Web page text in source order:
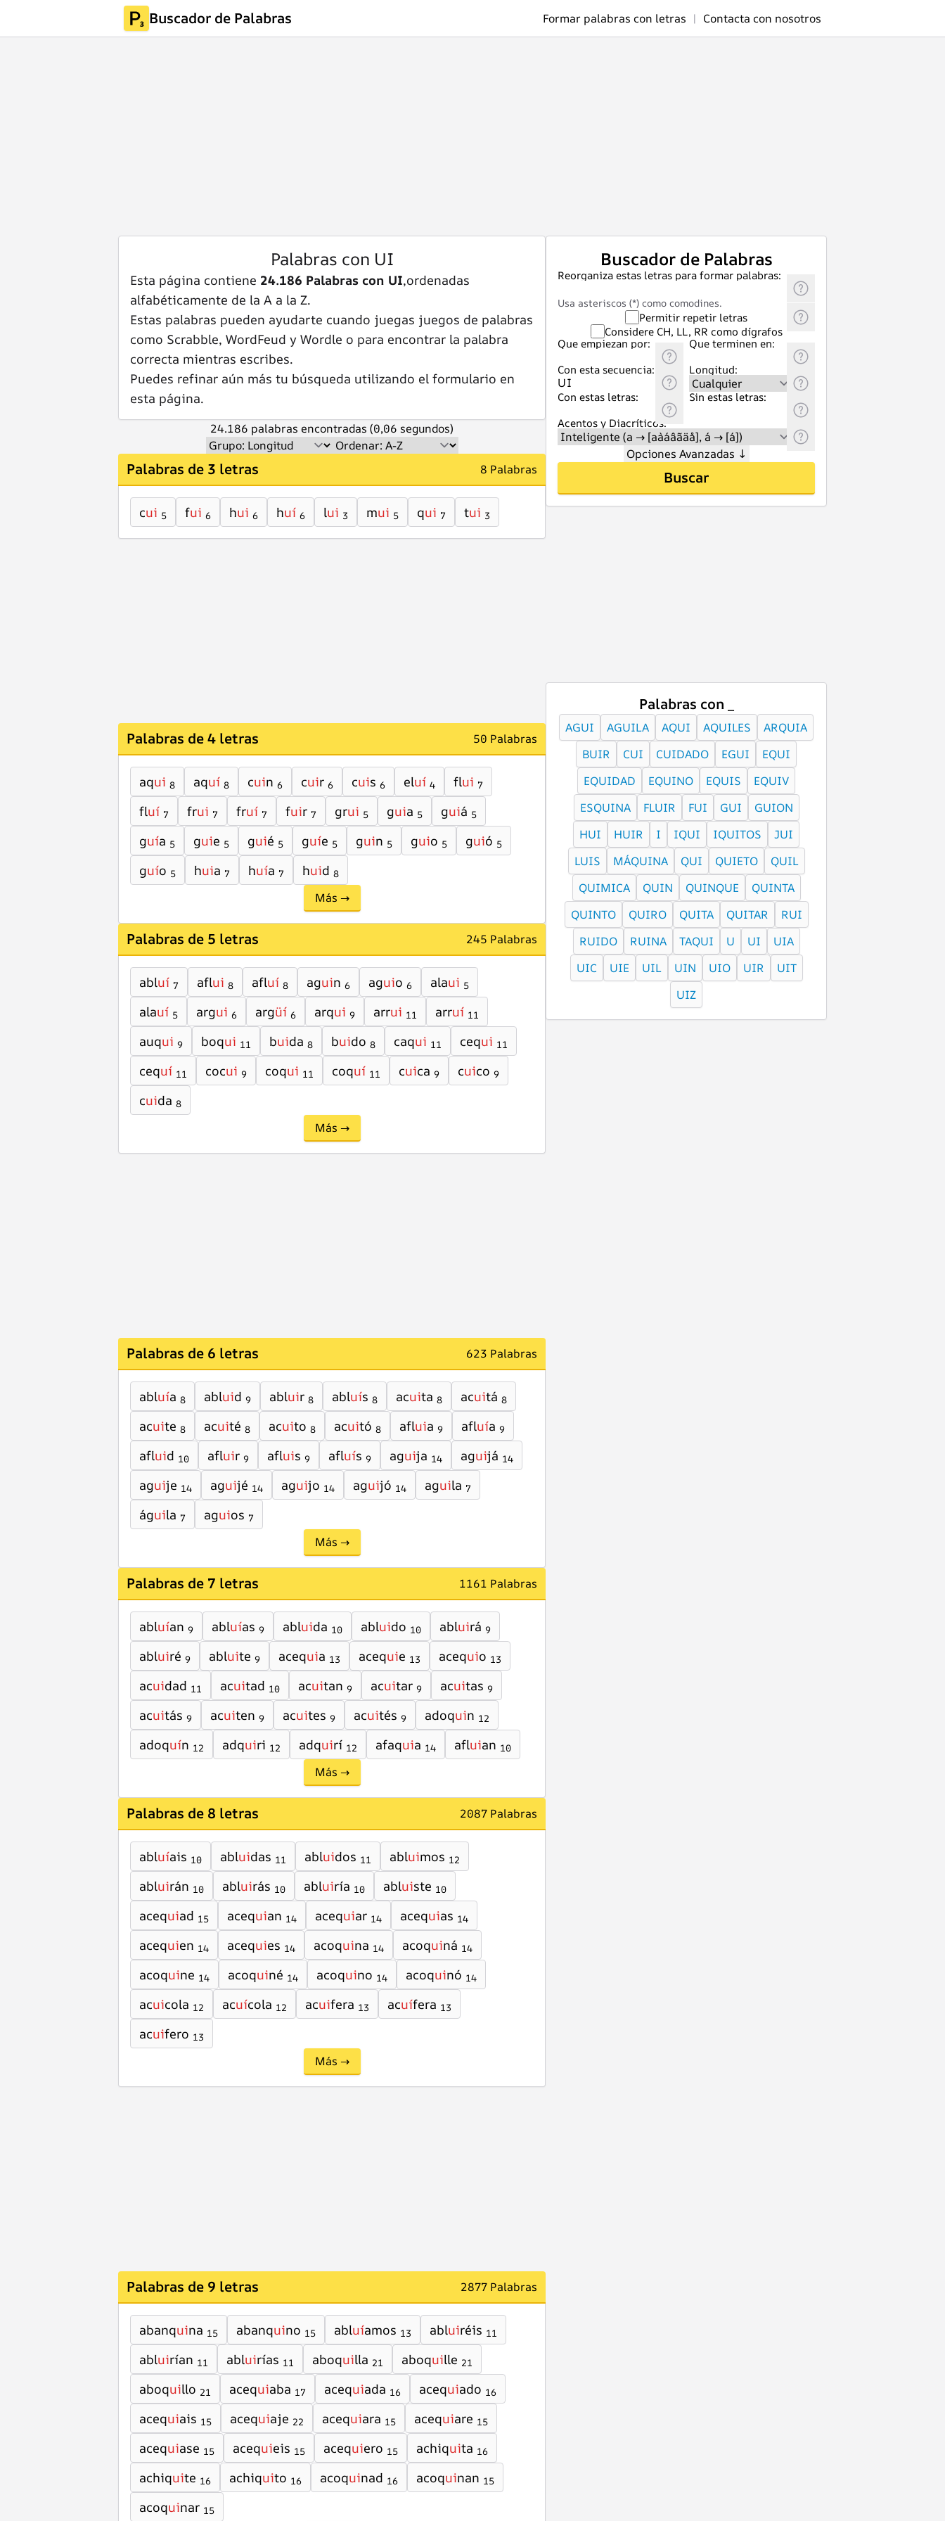
Buscador de Palabras Formar palabras con letras | Contacta con nosotros
Palabras con UI
Esta página contiene 24.186 Palabras con UI,ordenadas
alfabéticamente de la A a la Z.
Estas palabras pueden ayudarte cuando juegas juegos de palabras
como Scrabble, WordFeud y Wordle o para encontrar la palabra
correcta mientras escribes.
Puedes refinar aún más tu búsqueda utilizando el formulario en
esta página.
24.186 palabras encontradas (0,06 segundos)
Palabras de 3 letras 8 Palabras
cui 5 fui 6 hui 6 huí 6 lui 3 mui 5 qui 7 tui 3
Palabras de 4 letras 50 Palabras
aqui 8 aquí 8 cuin 6 cuir 6 cuis 6 eluí 4 flui 7
fluí 7 frui 7 fruí 7 fuir 7 grui 5 guia 5 guiá 5
guía 5 guie 5 guié 5 guíe 5 guin 5 guio 5 guió 5
guío 5 huia 7 huía 7 huid 8
Más →
Palabras de 5 letras 245 Palabras
abluí 7 aflui 8 afluí 8 aguin 6 aguio 6 alaui 5
alauí 5 argui 6 argüí 6 arqui 9 arrui 11 arruí 11
auqui 9 boqui 11 buida 8 buido 8 caqui 11 cequi 11
cequí 11 cocui 9 coqui 11 coquí 11 cuica 9 cuico 9
cuida 8
Más →
Palabras de 6 letras 623 Palabras
abluía 8 abluid 9 abluir 8 abluís 8 acuita 8 acuitá 8
acuite 8 acuité 8 acuito 8 acuitó 8 afluia 9 afluía 9
afluid 10 afluir 9 afluis 9 afluís 9 aguija 14 aguijá 14
aguije 14 aguijé 14 aguijo 14 aguijó 14 aguila 7
águila 7 aguios 7
Más →
Palabras de 7 letras 1161 Palabras
abluían 9 abluías 9 abluida 10 abluido 10 abluirá 9
abluiré 9 abluite 9 acequia 13 acequie 13 acequio 13
acuidad 11 acuitad 10 acuitan 9 acuitar 9 acuitas 9
acuitás 9 acuiten 9 acuites 9 acuités 9 adoquin 12
adoquín 12 adquiri 12 adquirí 12 afaquia 14 afluian 10
Más →
Palabras de 8 letras 2087 Palabras
abluíais 10 abluidas 11 abluidos 11 abluimos 12
abluirán 10 abluirás 10 abluiría 10 abluiste 10
acequiad 15 acequian 14 acequiar 14 acequias 14
acequien 14 acequies 14 acoquina 14 acoquiná 14
acoquine 14 acoquiné 14 acoquino 14 acoquinó 14
acuicola 12 acuícola 12 acuifera 13 acuífera 13
acuifero 13
Más →
Palabras de 9 letras 2877 Palabras
abanquina 15 abanquino 15 abluíamos 13 abluiréis 11
abluirían 11 abluirías 11 aboquilla 21 aboquille 21
aboquillo 21 acequiaba 17 acequiada 16 acequiado 16
acequiais 15 acequiaje 22 acequiara 15 acequiare 15
acequiase 15 acequieis 15 acequiero 15 achiquita 16
achiquite 16 achiquito 16 acoquinad 16 acoquinan 15
acoquinar 15
Buscador de Palabras
Reorganiza estas letras para formar palabras:
Usa asteriscos (*) como comodines.
Permitir repetir letras
Considere CH, LL, RR como dígrafos
Que empiezan por:
Que terminen en:
Con esta secuencia:
Longitud:
Con estas letras:
Sin estas letras:
Acentos y Diacríticos:
Opciones Avanzadas ↓
Buscar
Palabras con _
AGUI AGUILA AQUI AQUILES
ARQUIA
BUIR
CUI CUIDADO EGUI
EQUI
EQUIDAD
EQUINO EQUIS
EQUIV
ESQUINA
FLUIR FUI GUI
GUION
HUI
HUIR I IQUI IQUITOS
JUI
LUIS
MÁQUINA QUI QUIETO
QUIL
QUIMICA
QUIN QUINQUE
QUINTA
QUINTO
QUIRO QUITA QUITAR
RUI
RUIDO
RUINA TAQUI U UI
UIA
UIC
UIE UIL UIN UIO UIR
UIT
UIZ